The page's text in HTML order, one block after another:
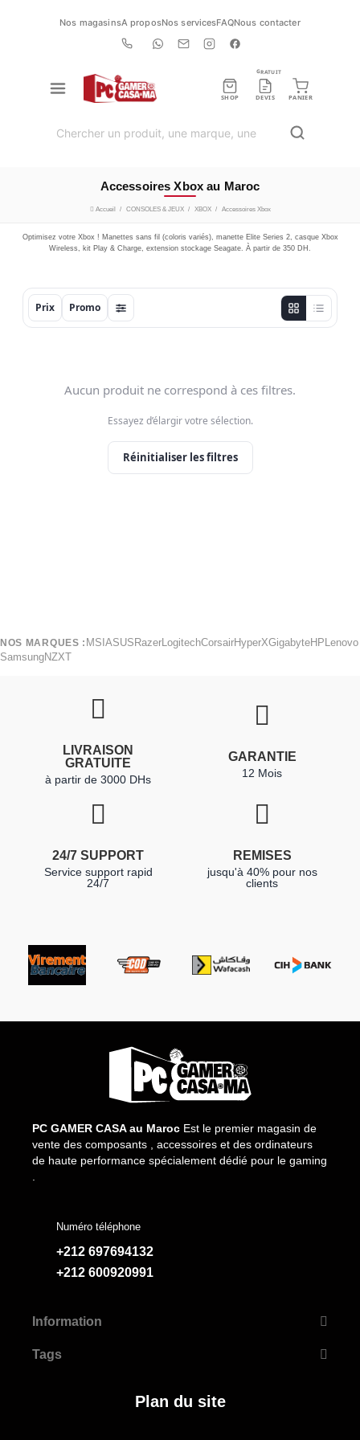
Nos magasinsA proposNos servicesFAQNous contacter
SHOP DEVIS
GRATUIT
PANIER
Accessoires Xbox au Maroc
Accueil CONSOLES & JEUX XBOX Accessoires Xbox
Optimisez votre Xbox ! Manettes sans fil (coloris variés), manette Elite Series 2, casque Xbox
Wireless, kit Play & Charge, extension stockage Seagate. À partir de 350 DH.
Prix Promo
Aucun produit ne correspond à ces filtres.
Essayez d’élargir votre sélection.
Réinitialiser les filtres
NOS MARQUES : MSI ASUS RazerLogitechCorsairHyperXGigabyteHP Lenovo
SamsungNZXT
LIVRAISON
GRATUITE
à partir de 3000 DHs
GARANTIE
12 Mois
24/7 SUPPORT
Service support rapid
24/7
REMISES
jusqu'à 40% pour nos
clients
PC GAMER CASA au Maroc Est le premier magasin de
vente des composants , accessoires et des ordinateurs
de haute performance spécialement dédié pour le gaming
Numéro téléphone
+212 697694132
+212 600920991
Information
Tags
Plan du site